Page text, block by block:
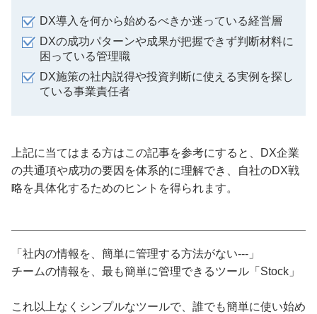
DX導入を何から始めるべきか迷っている経営層
DXの成功パターンや成果が把握できず判断材料に
困っている管理職
DX施策の社内説得や投資判断に使える実例を探し
ている事業責任者
上記に当てはまる方はこの記事を参考にすると、DX企業
の共通項や成功の要因を体系的に理解でき、自社のDX戦
略を具体化するためのヒントを得られます。
「社内の情報を、簡単に管理する方法がない---」
チームの情報を、最も簡単に管理できるツール「Stock」
これ以上なくシンプルなツールで、誰でも簡単に使い始め